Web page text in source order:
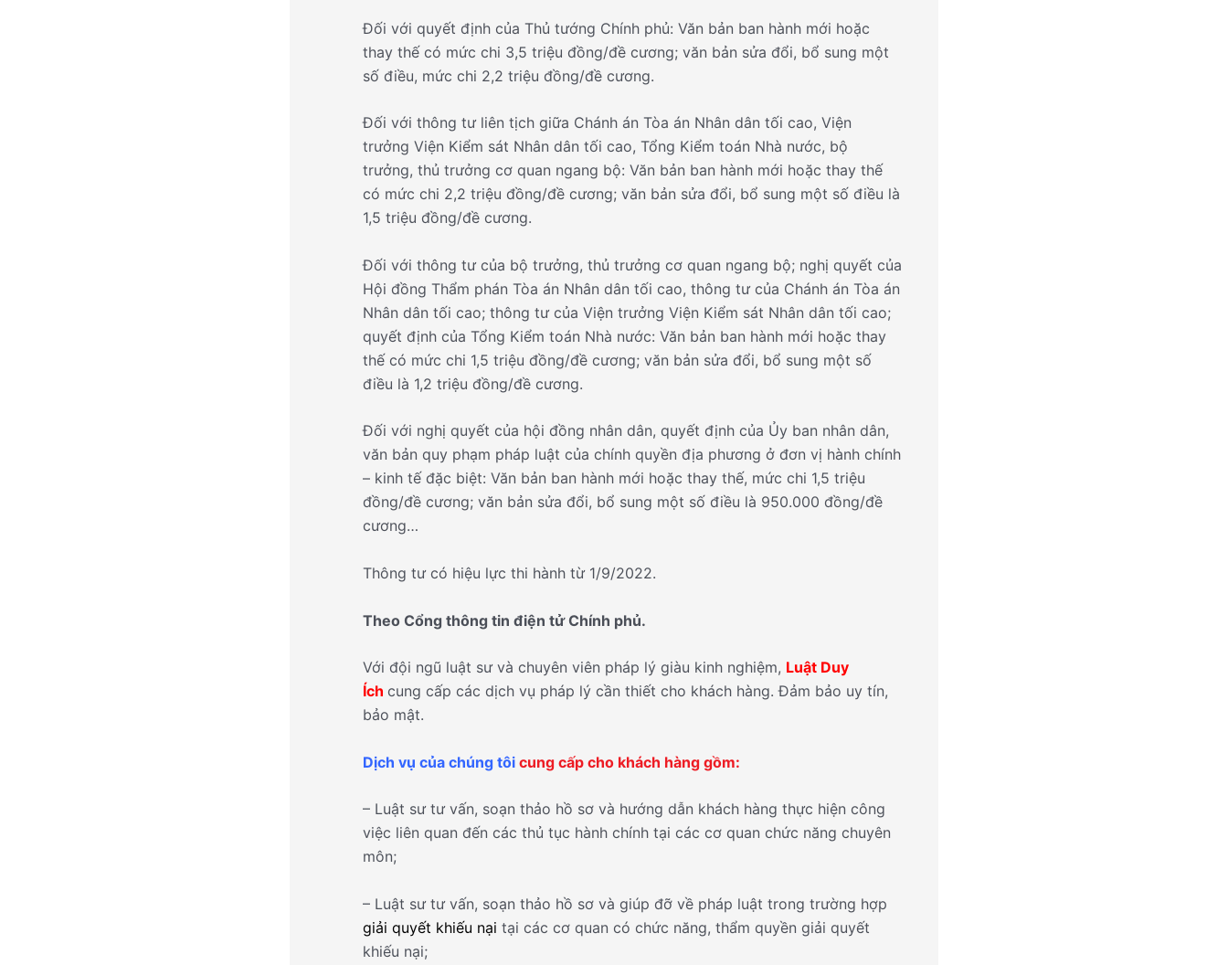
Đối với quyết định của Thủ tướng Chính phủ: Văn bản ban hành mới hoặc
thay thế có mức chi 3,5 triệu đồng/đề cương; văn bản sửa đổi, bổ sung một
số điều, mức chi 2,2 triệu đồng/đề cương.
Đối với thông tư liên tịch giữa Chánh án Tòa án Nhân dân tối cao, Viện
trưởng Viện Kiểm sát Nhân dân tối cao, Tổng Kiểm toán Nhà nước, bộ
trưởng, thủ trưởng cơ quan ngang bộ: Văn bản ban hành mới hoặc thay thế
có mức chi 2,2 triệu đồng/đề cương; văn bản sửa đổi, bổ sung một số điều là
1,5 triệu đồng/đề cương.
Đối với thông tư của bộ trưởng, thủ trưởng cơ quan ngang bộ; nghị quyết của
Hội đồng Thẩm phán Tòa án Nhân dân tối cao, thông tư của Chánh án Tòa án
Nhân dân tối cao; thông tư của Viện trưởng Viện Kiểm sát Nhân dân tối cao;
quyết định của Tổng Kiểm toán Nhà nước: Văn bản ban hành mới hoặc thay
thế có mức chi 1,5 triệu đồng/đề cương; văn bản sửa đổi, bổ sung một số
điều là 1,2 triệu đồng/đề cương.
Đối với nghị quyết của hội đồng nhân dân, quyết định của Ủy ban nhân dân,
văn bản quy phạm pháp luật của chính quyền địa phương ở đơn vị hành chính
– kinh tế đặc biệt: Văn bản ban hành mới hoặc thay thế, mức chi 1,5 triệu
đồng/đề cương; văn bản sửa đổi, bổ sung một số điều là 950.000 đồng/đề
cương…
Thông tư có hiệu lực thi hành từ 1/9/2022.
Theo Cổng thông tin điện tử Chính phủ.
Với đội ngũ luật sư và chuyên viên pháp lý giàu kinh nghiệm, Luật Duy
Ích cung cấp các dịch vụ pháp lý cần thiết cho khách hàng. Đảm bảo uy tín,
bảo mật.
Dịch vụ của chúng tôi cung cấp cho khách hàng gồm:
– Luật sư tư vấn, soạn thảo hồ sơ và hướng dẫn khách hàng thực hiện công
việc liên quan đến các thủ tục hành chính tại các cơ quan chức năng chuyên
môn;
– Luật sư tư vấn, soạn thảo hồ sơ và giúp đỡ về pháp luật trong trường hợp
giải quyết khiếu nại tại các cơ quan có chức năng, thẩm quyền giải quyết
khiếu nại;